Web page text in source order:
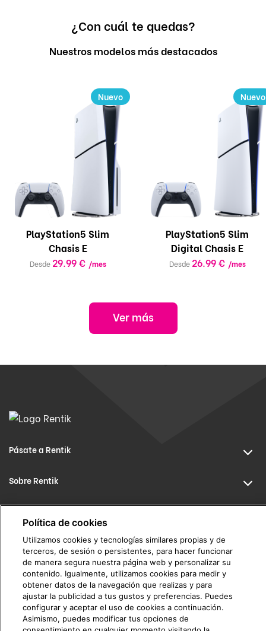
¿Con cuál te quedas?
Nuestros modelos más destacados
Nuevo
PlayStation5 Slim
Chasis E
Desde 29.99 € /mes
Nuevo
PlayStation5 Slim
Digital Chasis E
Desde 26.99 € /mes
Ver más
Pásate a Rentik
Sobre Rentik
info@rentik.com
911 675 606
Política de cookies
Utilizamos cookies y tecnologías similares propias y de
terceros, de sesión o persistentes, para hacer funcionar
de manera segura nuestra página web y personalizar su
contenido. Igualmente, utilizamos cookies para medir y
obtener datos de la navegación que realizas y para
ajustar la publicidad a tus gustos y preferencias. Puedes
configurar y aceptar el uso de cookies a continuación.
Asimismo, puedes modificar tus opciones de